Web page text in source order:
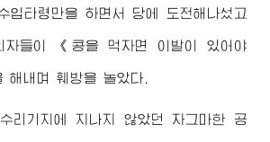
입타령만을 하면서 당에 도전해나섰고
자들이 《콩을 먹자면 이발이 있어야
해내며 훼방을 놀았다.
리기지에 지나지 않았던 자그마한 공